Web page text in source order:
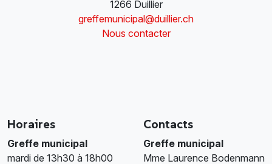
1266 Duillier
greffemunicipal@duillier.ch
Nous contacter
Horaires
Greffe municipal
mardi de 13h30 à 18h00
Contacts
Greffe municipal
Mme Laurence Bodenmann